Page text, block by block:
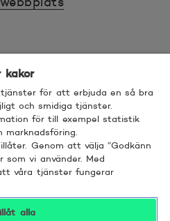
3, 02600
kakor
för att erbjuda en så bra
och smidiga tjänster.
för till exempel statistik
Genom att välja ”Godkänn
som vi använder. Med
våra tjänster fungerar
alla